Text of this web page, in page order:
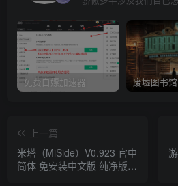
免费白嫖加速器
上一篇
米塔（MiSide）V0.923 官中
简体 免安装中文版 纯净版